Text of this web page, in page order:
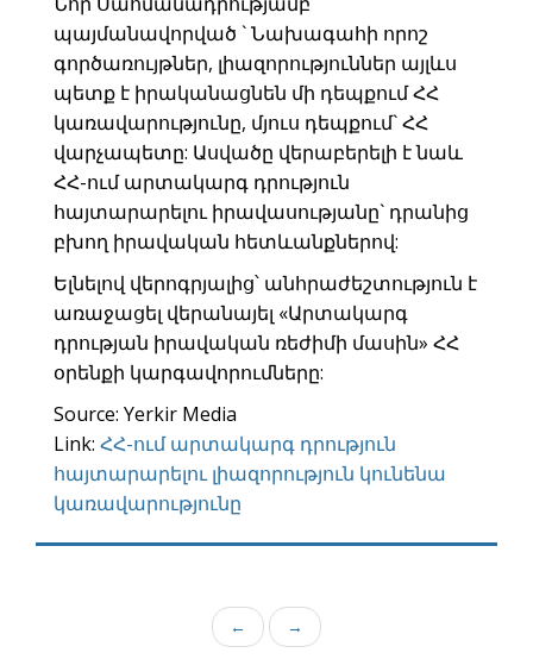
պայմանավորված ` Նախագահի որոշ
գործառույթներ, լիազորություններ այլևս
պետք է իրականացնեն մի դեպքում ՀՀ
կառավարությունը, մյուս դեպքում` ՀՀ
վարչապետը: Ասվածը վերաբերելի է նաև
ՀՀ-ում արտակարգ դրություն
հայտարարելու իրավասությանը` դրանից
բխող իրավական հետևանքներով:
Ելնելով վերոգրյալից՝ անհրաժեշտություն է
առաջացել վերանայել «Արտակարգ
դրության իրավական ռեժիմի մասին» ՀՀ
օրենքի կարգավորումները:
Source: Yerkir Media
Link: ՀՀ-ում արտակարգ դրություն
հայտարարելու լիազորություն կունենա
կառավարությունը
← →